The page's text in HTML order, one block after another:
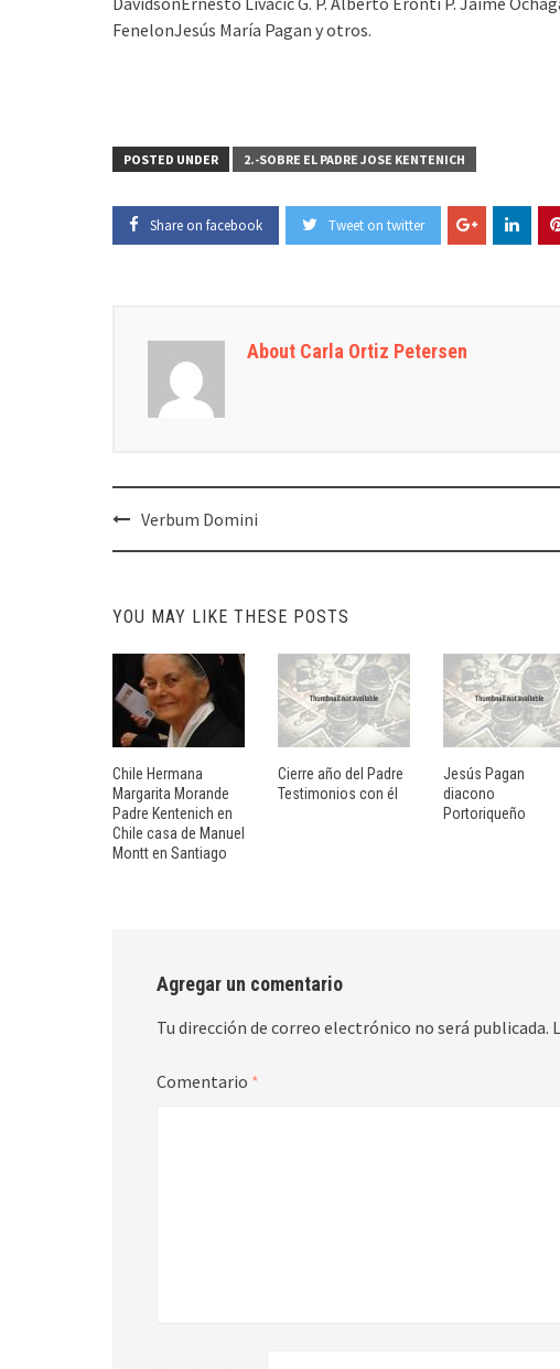
FenelonJesús María Pagan y otros.
POSTED UNDER 2.-SOBRE EL PADRE JOSE KENTENICH
Share on facebook Tweet on twitter
About Carla Ortiz Petersen
Post
navigation
Verbum Domini
YOU MAY LIKE THESE POSTS
Chile Hermana
Margarita Morande
Padre Kentenich en
Chile casa de Manuel
Montt en Santiago
Cierre año del Padre
Testimonios con él
Jesús Pagan
diacono
Portoriqueño
Agregar un comentario
Tu dirección de correo electrónico no será publicada.
Comentario *